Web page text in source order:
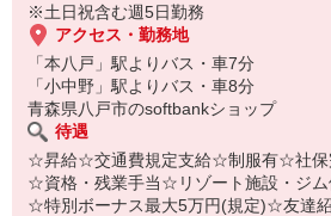
※土日祝含む週5日勤務
アクセス・勤務地
「本八戸」駅よりバス・車7分
「小中野」駅よりバス・車8分
青森県八戸市のsoftbankショップ
待遇
☆昇給☆交通費規定支給☆制服有☆社保
☆資格・残業手当☆リゾート施設・ジム
☆特別ボーナス最大5万円(規定)☆友達